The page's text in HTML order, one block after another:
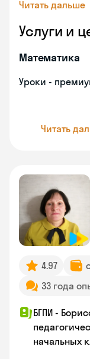
Читать дальше
Услуги и
Математика
Уроки -
Читать
4.97
33 года
БГПИ -
начальных